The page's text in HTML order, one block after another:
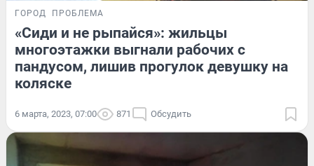
ГОРОД ПРОБЛЕМА
«Сиди и не рыпайся»: жильцы
многоэтажки выгнали рабочих с
пандусом, лишив прогулок девушку на
коляске
6 марта, 2023, 07:00 871 Обсудить